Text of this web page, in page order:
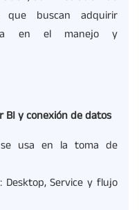
buscan adquirir
en el manejo y
BI y conexión de datos
usa en la toma de
Desktop, Service y flujo